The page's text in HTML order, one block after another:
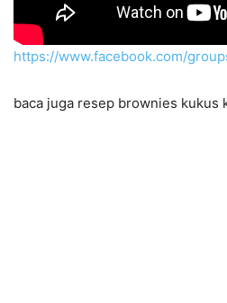
https://www.facebook.com/
baca juga resep brownies kukus